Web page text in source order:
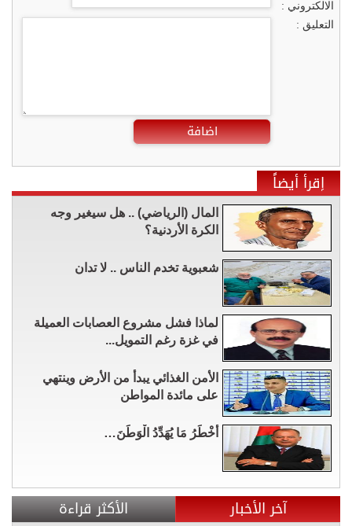
الالكتروني :
التعليق :
اضافة
إقرأ أيضاً
المال (الرياضي) .. هل سيغير وجه
الكرة الأردنية؟
شعبوية تخدم الناس .. لا تدان
لماذا فشل مشروع العصابات العميلة
في غزة رغم التمويل...
الأمن الغذائي يبدأ من الأرض وينتهي
على مائدة المواطن
أَخْطَرُ مَا يُهَدِّدُ الْوَطَنَ…
آخر الأخبار الأكثر قراءة